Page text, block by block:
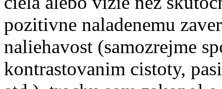
pozitivne naladenemu
naliehavost (samozrejme
kontrastovanim cistoty,